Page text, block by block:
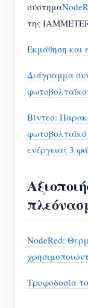
σύστημα
της
Εκμάθηση και
Διάγραμμα
Βίντεο:
ενέργειας 3
NodeRed:
Τροφοδοσία